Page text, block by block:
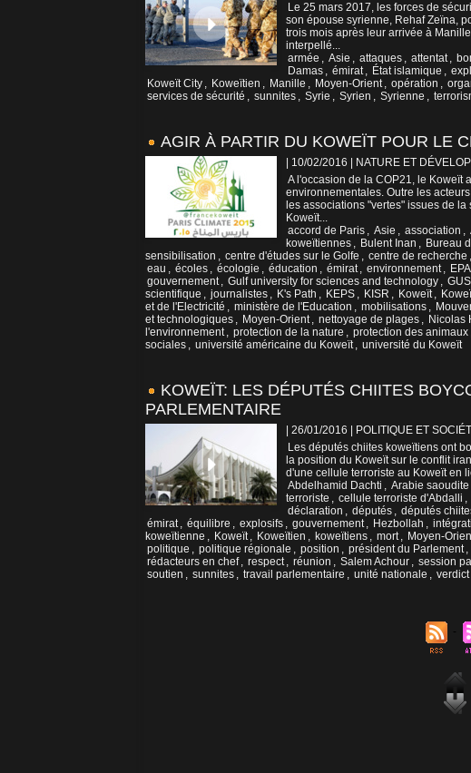
Le 25 mars 2017, les forces de
son épouse syrienne, Rehaf Zeïna,
trois mois après leur arrivée à
interpellé...
armée , Asie , attaques , attentat ,
Damas , émirat , État islamique ,
Koweït City , Koweïtien , Manille , Moyen-Orient , opération ,
services de sécurité , sunnites , Syrie , Syrien , Syrienne ,
AGIR À PARTIR DU KOWEÏT POUR LE
| 10/02/2016
NATURE ET
A l'occasion de la COP21, le Koweït
environnementales. Outre les
les associations "vertes" issues de
Koweït...
accord de Paris , Asie , association ,
koweïtiennes , Bulent Inan , Bureau
sensibilisation , centre d'études sur le Golfe , centre de recherche ,
eau , écoles , écologie , éducation , émirat , environnement , EPA
gouvernement , Gulf university for sciences and technology ,
scientifique , journalistes , K's Path , KEPS , KISR , Koweït ,
et de l'Electricité , ministère de l'Education , mobilisations ,
et technologiques , Moyen-Orient , nettoyage de plages , Nicolas
l'environnement , protection de la nature , protection des animaux
sociales , université américaine du Koweït , université du Koweït
KOWEÏT: LES DÉPUTÉS CHIITES
PARLEMENTAIRE
| 26/01/2016
POLITIQUE ET
Les députés chiites koweïtiens ont
la position du Koweït sur le conflit
d'une cellule terroriste au Koweït en
Abdelhamid Dachti , Arabie saoudite
terroriste , cellule terroriste d'Abdalli ,
déclaration , députés , députés
émirat , équilibre , explosifs , gouvernement , Hezbollah ,
koweïtienne , Koweït , Koweïtien , koweïtiens , mort , Moyen-
politique , politique régionale , position , président du Parlement ,
rédacteurs en chef , respect , réunion , Salem Achour , session
soutien , sunnites , travail parlementaire , unité nationale , verdict